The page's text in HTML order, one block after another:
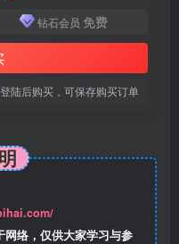
钻石会员 免费
陆后购买，可保存购买订单
络，仅供大家学习与参